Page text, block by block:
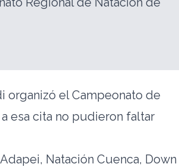
organizó el Campeonato de
esa cita no pudieron faltar
Natación Cuenca, Down